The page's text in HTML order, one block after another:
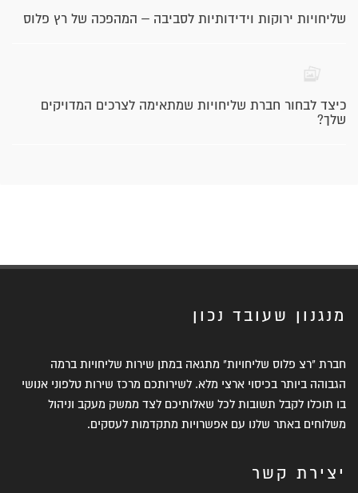
שליחויות ירוקות וידידותיות לסביבה – המהפכה של רץ פלוס
כיצד לבחור חברת שליחויות שמתאימה לצרכים המדויקים
שלך?
מנגנון שעובד נכון
חברת "רצ פלוס שליחויות" מתגאה במתן שירות שליחויות ברמה
הגבוהה ביותר בכיסוי ארצי מלא. לשירותכם מרכז שירות טלפוני אנושי
בו תוכלו לקבל תשובות לכל שאלותיכם לצד ממשק מעקב וניהול
משלוחים באתר שלנו עם אפשרויות מתקדמות לעסקים.
יצירת קשר